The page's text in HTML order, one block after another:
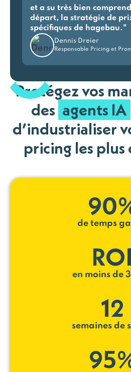
et a su très bien
départ, la stratégie de
spécifiques de hagebau."
Dennis Dreier
Responsable Pricing et
Protégez vos
des agents IA
d’industrialiser
pricing les plus
de temps
ROI
en moins de
12
semaines de